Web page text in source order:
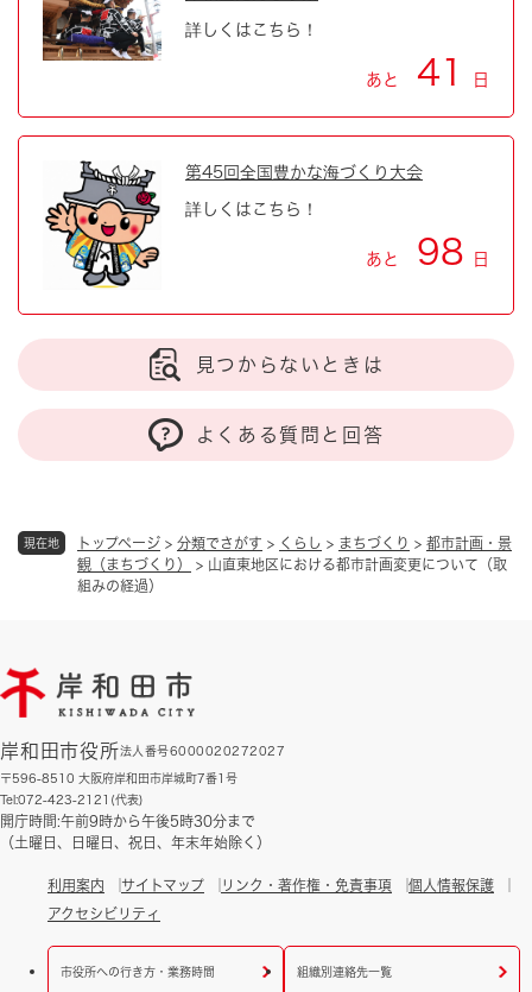
現在地 トップページ > 分類でさがす > くらし > まちづくり > 都市計画・景
観（まちづくり）
> 山直東地区における都市計画変更について（取
組みの経過）
詳しくはこちら！
あと 41 日
第45回全国豊かな海づくり大会
詳しくはこちら！
あと 98 日
見つからないときは
よくある質問と回答
岸和田市役所法人番号6000020272027
〒596-8510 大阪府岸和田市岸城町7番1号
Tel:072-423-2121(代表)
開庁時間:午前9時から午後5時30分まで
（土曜日、日曜日、祝日、年末年始除く）
利用案内 サイトマップ リンク・著作権・免責事項
個人情報保護
アクセシビリティ
市役所への行き方・業務時間 組織別連絡先一覧